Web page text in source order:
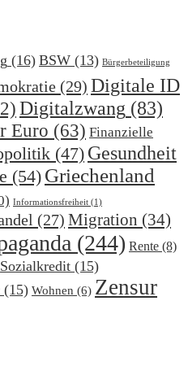
(16) BSW (13) Bürgerbeteiligung
(29) Digitale ID
Digitalzwang (83)
Euro (63) Finanzielle
(47) Gesundheit
(54) Griechenland
Informationsfreiheit (1)
(27) Migration (34)
(244) Rente (8)
Sozialkredit (15)
(15) Wohnen (6) Zensur